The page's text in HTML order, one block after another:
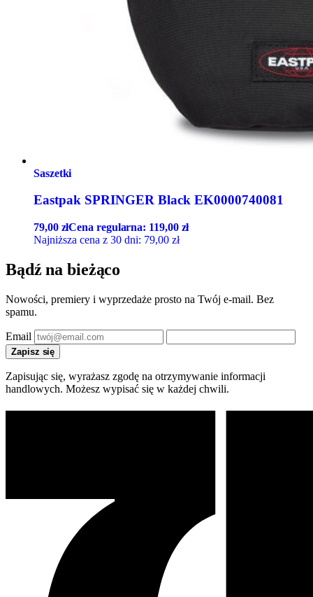
Saszetki
Eastpak SPRINGER Black EK0000740081
79,00 złCena regularna: 119,00 zł
Najniższa cena z 30 dni: 79,00 zł
Bądź na bieżąco
Nowości, premiery i wyprzedaże prosto na Twój e-mail. Bez
spamu.
Email
Zapisz się
Zapisując się, wyrażasz zgodę na otrzymywanie informacji
handlowych. Możesz wypisać się w każdej chwili.